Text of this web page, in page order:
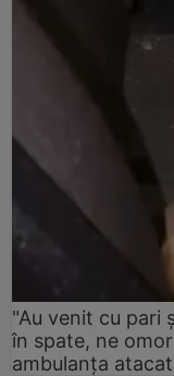
"Au venit cu pari
în spate, ne
ambulanţa